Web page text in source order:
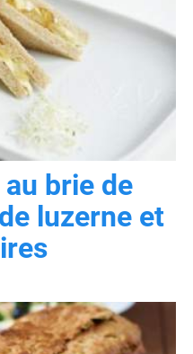
brie de
luzerne et